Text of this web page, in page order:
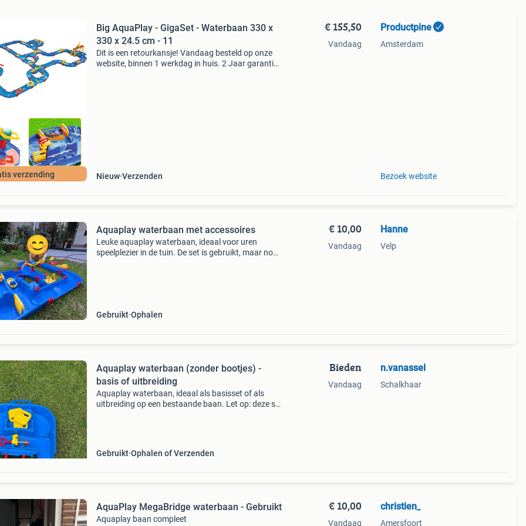
verzending
Big AquaPlay - GigaSet - Waterbaan 330 x
330 x 24.5 cm - 11
Dit is een retourkansje! Vandaag besteld op onze
website, binnen 1 werkdag in huis. 2 Jaar garantie.
Nieuw Verzenden
€ 155,50
Vandaag
Productpine
Amsterdam
Bezoek website
Aquaplay waterbaan met accessoires
Leuke aquaplay waterbaan, ideaal voor uren
speelplezier in de tuin. De set is gebruikt, maar nog
Gebruikt Ophalen
€ 10,00
Vandaag
Hanne
Velp
Aquaplay waterbaan (zonder bootjes) -
basis of uitbreiding
Aquaplay waterbaan, ideaal als basisset of als
uitbreiding op een bestaande baan. Let op: deze set
Gebruikt Ophalen of Verzenden
Bieden
Vandaag
n.vanassel
Schalkhaar
AquaPlay MegaBridge waterbaan - Gebruikt
Aquaplay baan compleet
€ 10,00
Vandaag
christien_
Amersfoort